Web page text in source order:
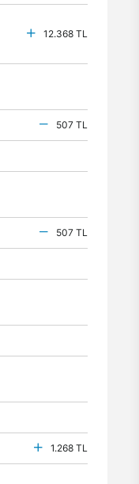
12.368 TL
507 TL
507 TL
1.268 TL